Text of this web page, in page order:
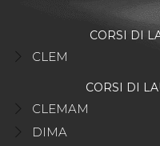
CORSI DI
CLEM
CORSI DI
CLEMAM
DIMA